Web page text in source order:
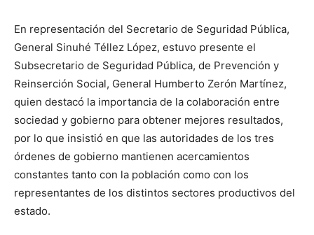
En representación del Secretario de Seguridad Pública,
General Sinuhé Téllez López, estuvo presente el
Subsecretario de Seguridad Pública, de Prevención y
Reinserción Social, General Humberto Zerón Martínez,
quien destacó la importancia de la colaboración entre
sociedad y gobierno para obtener mejores resultados,
por lo que insistió en que las autoridades de los tres
órdenes de gobierno mantienen acercamientos
constantes tanto con la población como con los
representantes de los distintos sectores productivos del
estado.